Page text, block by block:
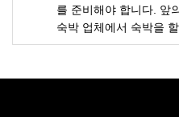
를 준비해야 합니다. 앞
숙박 업체에서 숙박을